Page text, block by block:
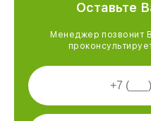
Оставьте
Менеджер позвонит